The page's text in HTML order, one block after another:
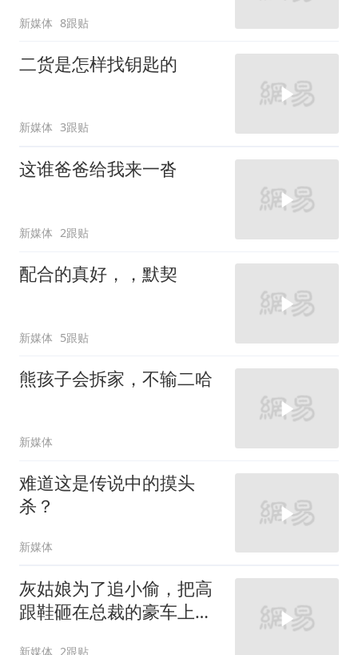
新媒体 8跟贴
二货是怎样找钥匙的
新媒体 3跟贴
这谁爸爸给我来一沓
新媒体 2跟贴
配合的真好，，默契
新媒体 5跟贴
熊孩子会拆家，不输二哈
新媒体
难道这是传说中的摸头
杀？
新媒体
灰姑娘为了追小偷，把高
跟鞋砸在总裁的豪车上，
新媒体 2跟贴